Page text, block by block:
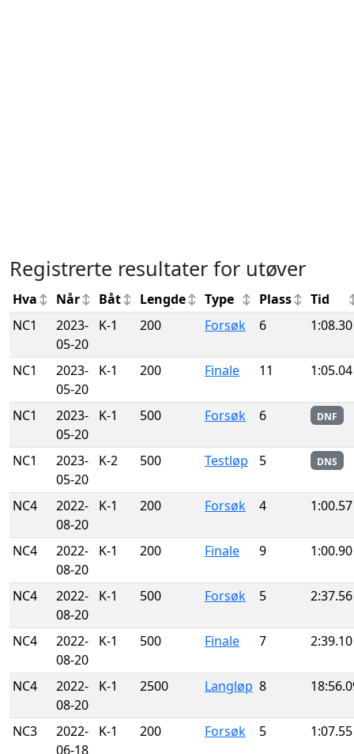
Registrerte resultater for utøver
Hva Når Båt Lengde Type Plass
Tid
NC1
2023-
05-20
K-1 200 Forsøk 6 1:08.30
NC1
2023-
05-20
K-1 200 Finale 11 1:05.04
NC1
2023-
05-20
K-1 500 Forsøk 6 DNF
NC1
2023-
05-20
K-2 500 Testløp 5 DNS
NC4
2022-
08-20
K-1 200 Forsøk 4 1:00.57
NC4
2022-
08-20
K-1 200 Finale 9 1:00.90
NC4
2022-
08-20
K-1 500 Forsøk 5 2:37.56
NC4
2022-
08-20
K-1 500 Finale 7 2:39.10
NC4
2022-
08-20
K-1 2500 Langløp 8
NC3
2022-
06-18
K-1 200 Forsøk 5 1:07.55